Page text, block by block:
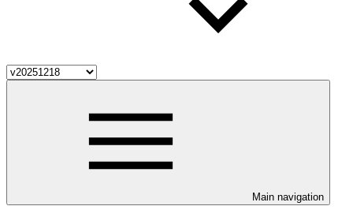
Main navigation